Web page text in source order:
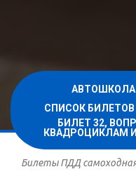
СПИСОК
БИЛЕТ 32,
КВАДРОЦИКЛАМ
Билеты ПДД